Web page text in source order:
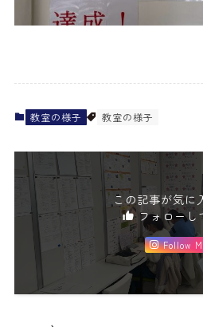
教室の様子 教室の様子
この記事が気に
フォローし
Follow